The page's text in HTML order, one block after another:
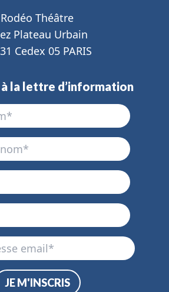
Rodéo Théâtre
Plateau Urbain
Cedex 05 PARIS
la lettre d’information